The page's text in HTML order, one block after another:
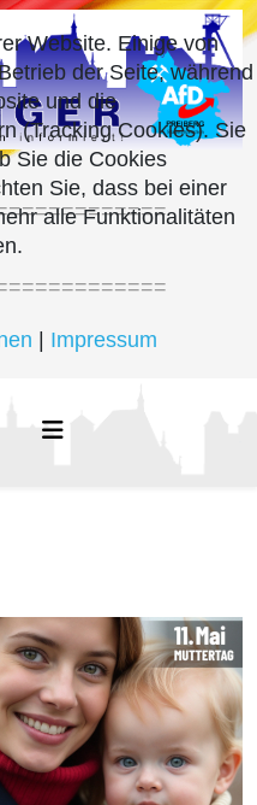
Website. Einige von
der Seite, während
und die
(Tracking Cookies). Sie
Sie die Cookies
Sie, dass bei einer
alle Funktionalitäten
Impressum